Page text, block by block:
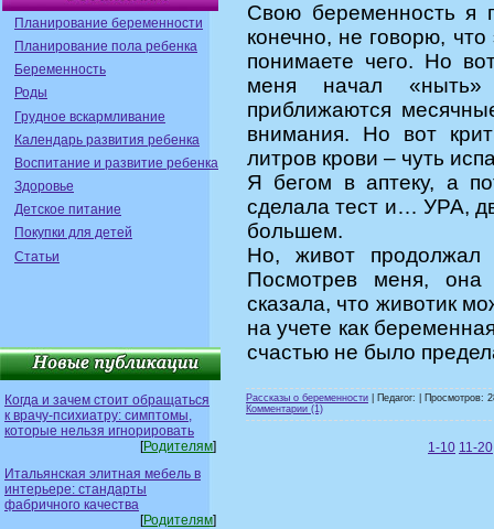
Планирование беременности
Планирование пола ребенка
Беременность
Роды
Грудное вскармливание
Календарь развития ребенка
Воспитание и развитие ребенка
Здоровье
Детское питание
Покупки для детей
Статьи
Когда и зачем стоит обращаться
к врачу-психиатру: симптомы,
которые нельзя игнорировать
[Родителям]
Итальянская элитная мебель в
интерьере: стандарты
фабричного качества
[Родителям]
Свою беременность я
конечно, не говорю,
понимаете чего. Но
меня начал
приближаются
внимания. Но вот
литров крови – чуть
Я бегом в аптеку, а
сделала тест и… УРА,
большем.
Но, живот продолжал
Посмотрев меня, она
сказала, что животик
на учете как
счастью не было
Рассказы о беременности | Педагог: | Просмотров:
Комментарии (1)
1-10 11-20